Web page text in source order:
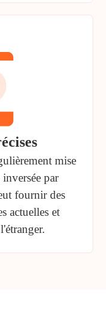
mise
par
fournir des
actuelles et